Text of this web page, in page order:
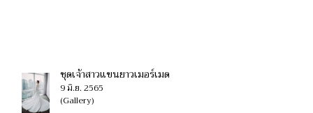
ชุดเจ้าสาวแขนยาวเมอร์เมด
9 มิ.ย. 2565
(Gallery)